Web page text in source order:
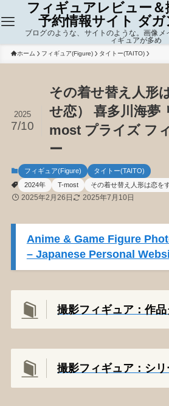
フィギュアレビュー＆
予約情報サイト ダ
ブログのような、サイトのような。画像メ
ィギュアが多め
ホーム フィギュア(Figure) タイトー(TAITO)
その着せ替え人形
せ恋） 喜多川海夢
most プライズ フ
ー
2025
7/10
フィギュア(Figure)
タイトー(TAITO)
2024年
T-most その着せ替え人形は恋を
2025年2月26日 2025年7月10日
Anime & Game Figure
– Japanese Personal
撮影フィギュア：作
撮影フィギュア：シ